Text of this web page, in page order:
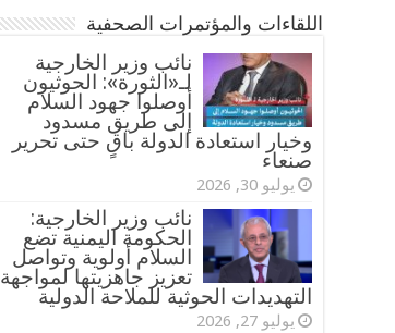
اللقاءات والمؤتمرات الصحفية
‏نائب وزير الخارجية
لـ«الثورة»: الحوثيون
أوصلوا جهود السلام
إلى طريق مسدود
وخيار استعادة الدولة باقٍ حتى تحرير
صنعاء
يوليو 30, 2026
نائب وزير الخارجية:
الحكومة اليمنية تضع
السلام أولوية وتواصل
تعزيز جاهزيتها لمواجهة
التهديدات الحوثية للملاحة الدولية
يوليو 27, 2026